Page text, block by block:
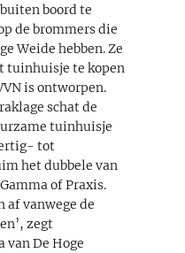
boord te
de brommers die
Weide hebben. Ze
tuinhuisje te kopen
is ontworpen.
schat de
tuinhuisje
tot
het dubbele van
of Praxis.
af vanwege de
zegt
De Hoge